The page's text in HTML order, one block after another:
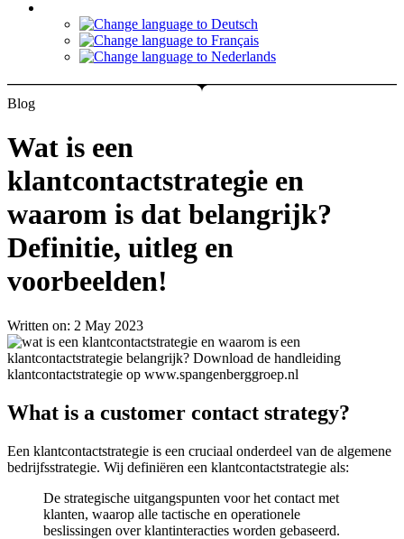
Blog
Wat is een
klantcontactstrategie en
waarom is dat belangrijk?
Definitie, uitleg en
voorbeelden!
Written on: 2 May 2023
What is a customer contact strategy?
Een klantcontactstrategie is een cruciaal onderdeel van de algemene
bedrijfsstrategie. Wij definiëren een klantcontactstrategie als:
De strategische uitgangspunten voor het contact met
klanten, waarop alle tactische en operationele
beslissingen over klantinteracties worden gebaseerd.